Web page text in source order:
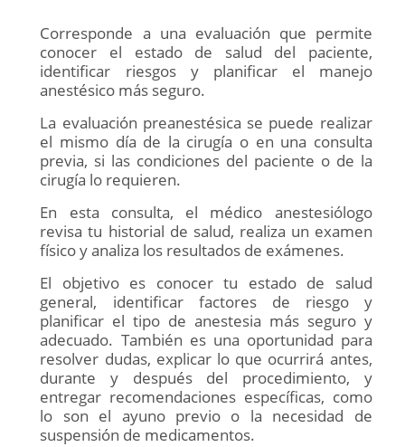
Corresponde a una evaluación que permite
conocer el estado de salud del paciente,
identificar riesgos y planificar el manejo
anestésico más seguro.
La evaluación preanestésica se puede realizar
el mismo día de la cirugía o en una consulta
previa, si las condiciones del paciente o de la
cirugía lo requieren.
En esta consulta, el médico anestesiólogo
revisa tu historial de salud, realiza un examen
físico y analiza los resultados de exámenes.
El objetivo es conocer tu estado de salud
general, identificar factores de riesgo y
planificar el tipo de anestesia más seguro y
adecuado. También es una oportunidad para
resolver dudas, explicar lo que ocurrirá antes,
durante y después del procedimiento, y
entregar recomendaciones específicas, como
lo son el ayuno previo o la necesidad de
suspensión de medicamentos.